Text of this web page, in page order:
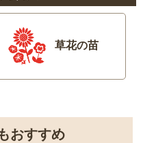
草花の苗
おすすめ